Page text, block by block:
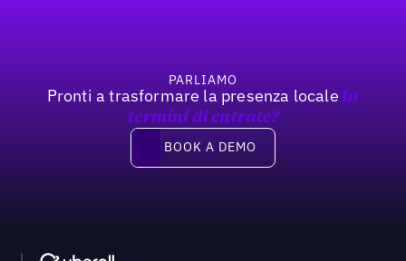
PARLIAMO
Pronti a trasformare la presenza locale In
termini di entrate?
Book a demo
BOOK A DEMO